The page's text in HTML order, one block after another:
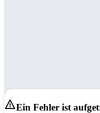
Ein Fehler ist